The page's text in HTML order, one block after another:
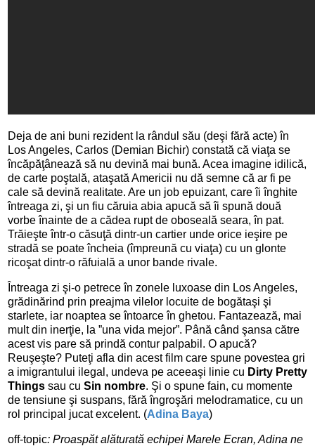
Deja de ani buni rezident la rândul său (deşi fără acte) în
Los Angeles, Carlos (Demian Bichir) constată că viaţa se
încăpăţânează să nu devină mai bună. Acea imagine idilică,
de carte poştală, ataşată Americii nu dă semne că ar fi pe
cale să devină realitate. Are un job epuizant, care îi înghite
întreaga zi, şi un fiu căruia abia apucă să îi spună două
vorbe înainte de a cădea rupt de oboseală seara, în pat.
Trăieşte într-o căsuţă dintr-un cartier unde orice ieşire pe
stradă se poate încheia (împreună cu viaţa) cu un glonte
ricoşat dintr-o răfuială a unor bande rivale.
Întreaga zi şi-o petrece în zonele luxoase din Los Angeles,
grădinărind prin preajma vilelor locuite de bogătaşi şi
starlete, iar noaptea se întoarce în ghetou. Fantazează, mai
mult din inerţie, la ”una vida mejor”. Până când şansa către
acest vis pare să prindă contur palpabil. O apucă?
Reuşeşte? Puteţi afla din acest film care spune povestea gri
a imigrantului ilegal, undeva pe aceeaşi linie cu Dirty Pretty
Things sau cu Sin nombre. Şi o spune fain, cu momente
de tensiune şi suspans, fără îngroşări melodramatice, cu un
rol principal jucat excelent. (Adina Baya)
off-topic: Proaspăt alăturată echipei Marele Ecran, Adina ne